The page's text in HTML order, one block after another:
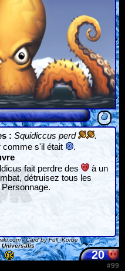
#99
: Squidiccus perd
.
comme s'il était
.
fait perdre des
à un
détruisez tous les
- Card by Full_Korbe
Universalis
20